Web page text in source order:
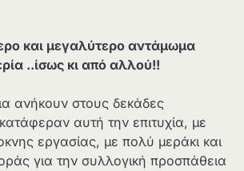
και μεγαλύτερο αντάμωμα
..ίσως κι από αλλού!!
ανήκουν στους δεκάδες
αυτή την επιτυχία, με
εργασίας, με πολύ μεράκι και
για την συλλογική προσπάθεια